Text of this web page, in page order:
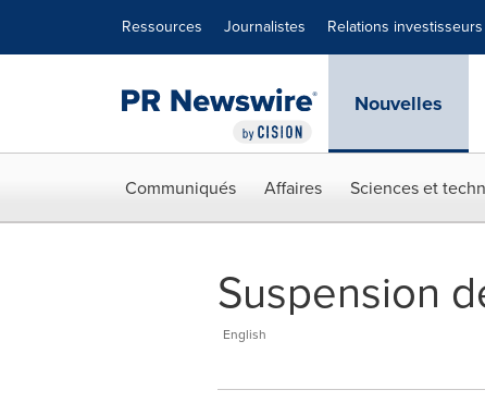
Ressources Journalistes Relations investisseurs
Nouvelles
Communiqués Affaires Sciences et
Suspension
English